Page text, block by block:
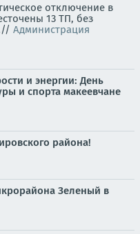
отключение в
13 ТП, без
Администрация
и энергии: День
и спорта макеевчане
района!
Зеленый в